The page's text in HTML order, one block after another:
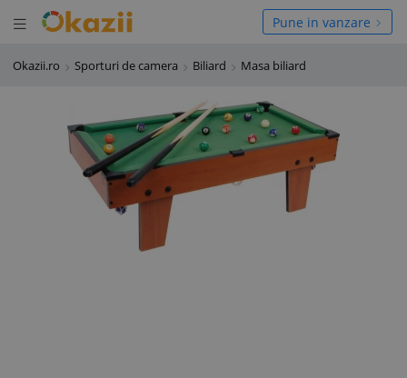
Deschide meniul
meniul Pune in vanzare
Okazii.ro Sporturi de camera Biliard Masa biliard